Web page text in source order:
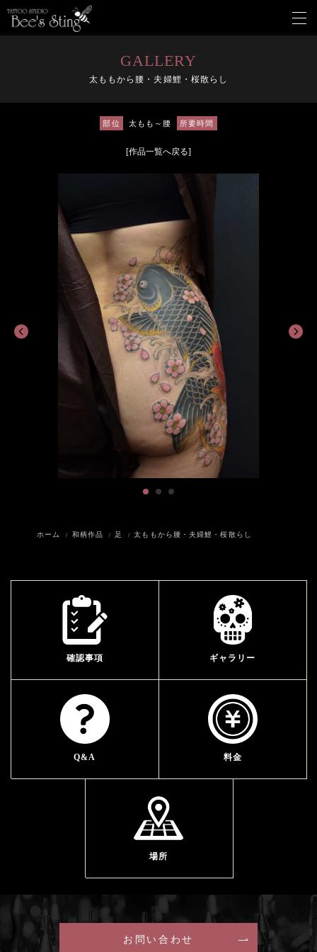
メ
ニ
GALLERY
太ももから腰・夫婦鯉・桜散らし
部位 太もも～腰 所要時間
ホーム 和柄作品 足 太ももから腰・夫婦鯉・桜散らし
確認事項 ギャラリー
Q&A 料金
場所
お問い合わせ